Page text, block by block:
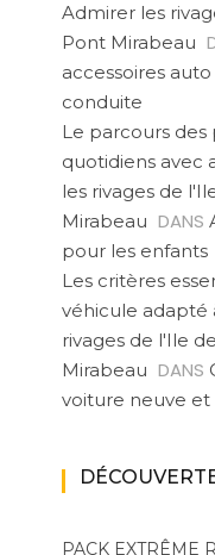
Admirer les
Pont Mirabeau
accessoires
conduite
Le parcours des
quotidiens avec
les rivages de
Mirabeau DANS
pour les enfants
Les critères
véhicule adapté
rivages de l'Ile
Mirabeau DANS
voiture neuve et
PACK EXTRÊME